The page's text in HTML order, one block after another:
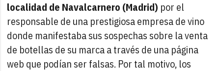
localidad de Navalcarnero (Madrid) por el
responsable de una prestigiosa empresa de vino
donde manifestaba sus sospechas sobre la venta
de botellas de su marca a través de una página
web que podían ser falsas. Por tal motivo, los